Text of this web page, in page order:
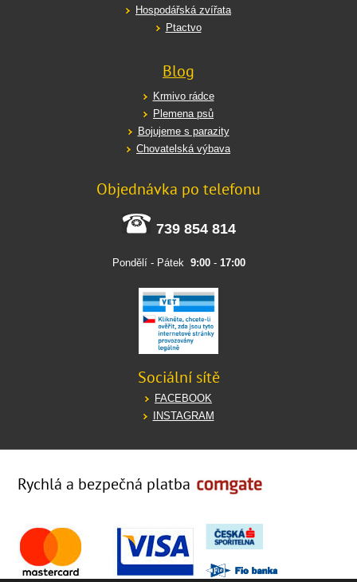
Hospodářská zvířata
Ptactvo
Blog
Krmivo rádce
Plemena psů
Bojujeme s parazity
Chovatelská výbava
Objednávka po telefonu
739 854 814
Pondělí - Pátek 9:00- 17:00
Sociální sítě
FACEBOOK
INSTAGRAM
Rychlá a bezpečná platba